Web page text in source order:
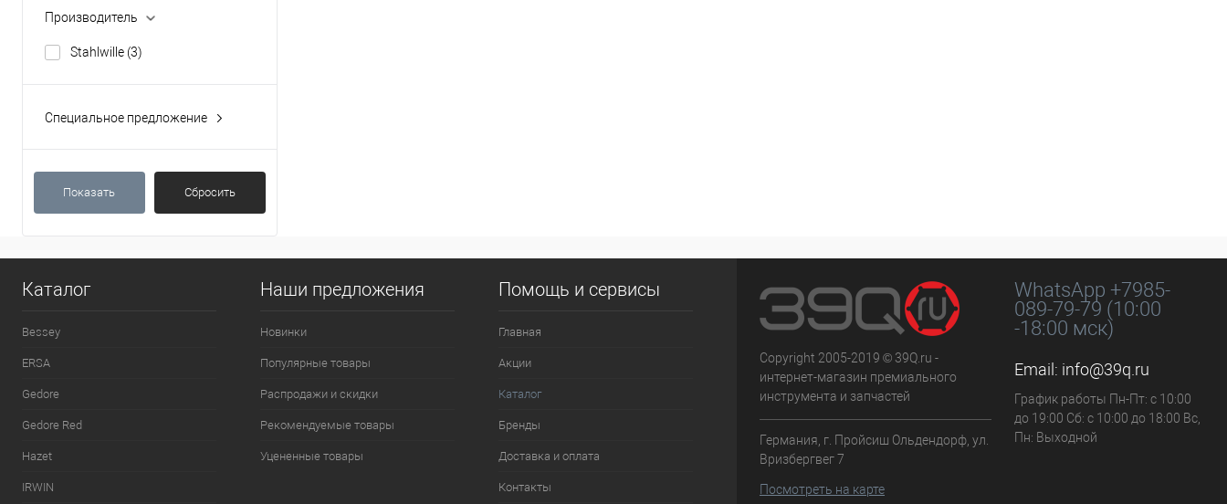
Производитель
Stahlwille (3)
Специальное предложение
Показать Сбросить
Каталог
Bessey
ERSA
Gedore
Gedore Red
Hazet
IRWIN
Наши предложения
Новинки
Популярные товары
Распродажи и скидки
Рекомендуемые товары
Уцененные товары
Помощь и сервисы
Главная
Акции
Каталог
Бренды
Доставка и оплата
Контакты
Copyright 2005-2019 © 39Q.ru -
интернет-магазин премиального
инструмента и запчастей
Германия, г. Пройсиш Ольдендорф, ул.
Вризбергвег 7
Посмотреть на карте
WhatsApp +7985-
089-79-79 (10:00
-18:00 мск)
Email: info@39q.ru
График работы Пн-Пт: с 10:00
до 19:00 Сб: с 10:00 до 18:00 Вс,
Пн: Выходной